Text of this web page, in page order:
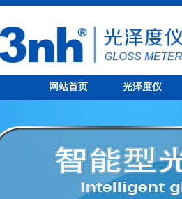
网站首页 光泽度仪